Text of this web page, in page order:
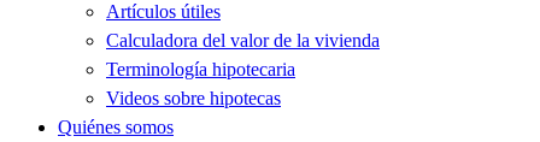
Artículos útiles
Calculadora del valor de la vivienda
Terminología hipotecaria
Videos sobre hipotecas
Quiénes somos